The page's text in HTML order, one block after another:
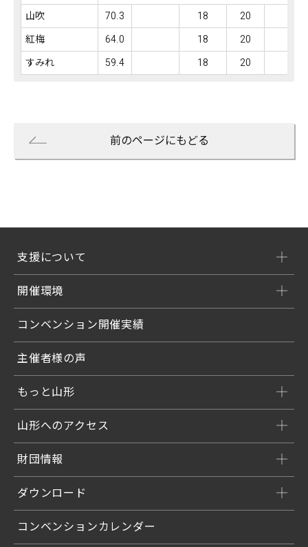
山吹 70.3 18 20
紅梅 64.0 18 20
すみれ 59.4 18 20
前のページにもどる
支援について
開催環境
コンベンション開催実績
主催者様の声
もっと山形
山形へのアクセス
財団情報
ダウンロード
コンベンションカレンダー